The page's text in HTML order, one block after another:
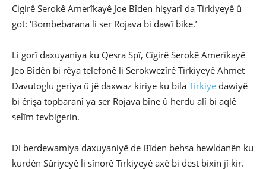
Cigirê Serokê Amerîkayê Joe Bîden hişyarî da Tirkiyeyê û
got: ‘Bombebarana li ser Rojava bi dawî bike.’
Li gorî daxuyaniya ku Qesra Spî, Cîgirê Serokê Amerîkayê
Jeo Bîdên bi rêya telefonê li Serokwezîrê Tirkiyeyê Ahmet
Davutoglu geriya û jê daxwaz kiriye ku bila Tirkiye dawiyê
bi êrişa topbaranî ya ser Rojava bîne û herdu alî bi aqlê
selîm tevbigerin.
Di berdewamiya daxuyaniyê de Bîden behsa hewldanên ku
kurdên Sûriyeyê li sînorê Tirkiyeyê axê bi dest bixin jî kir.